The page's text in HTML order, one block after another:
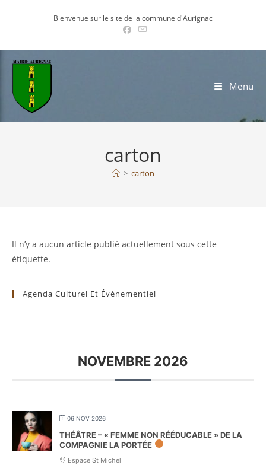
Bienvenue sur le site de la commune d'Aurignac
Menu
carton
> carton
Il n’y a aucun article publié actuellement sous cette
étiquette.
Agenda Culturel Et Évènementiel
NOVEMBRE 2026
06 NOV 2026
THÉÂTRE – « FEMME NON RÉÉDUCABLE » DE LA
COMPAGNIE LA PORTÉE
Espace St Michel